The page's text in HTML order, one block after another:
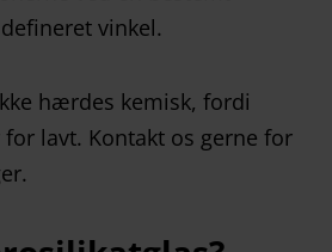
vinkel.
hærdes kemisk, fordi
lavt. Kontakt os gerne for